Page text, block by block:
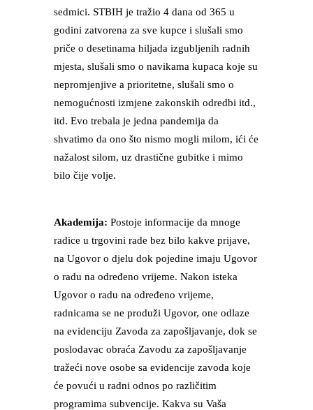
sedmici. STBIH je tražio 4 dana od 365 u
godini zatvorena za sve kupce i slušali smo
priče o desetinama hiljada izgubljenih radnih
mjesta, slušali smo o navikama kupaca koje su
nepromjenjive a prioritetne, slušali smo o
nemogućnosti izmjene zakonskih odredbi itd.,
itd. Evo trebala je jedna pandemija da
shvatimo da ono što nismo mogli milom, ići će
nažalost silom, uz drastične gubitke i mimo
bilo čije volje.
Akademija: Postoje informacije da mnoge
radice u trgovini rade bez bilo kakve prijave,
na Ugovor o djelu dok pojedine imaju Ugovor
o radu na određeno vrijeme. Nakon isteka
Ugovor o radu na određeno vrijeme,
radnicama se ne produži Ugovor, one odlaze
na evidenciju Zavoda za zapošljavanje, dok se
poslodavac obraća Zavodu za zapošljavanje
tražeći nove osobe sa evidencije zavoda koje
će povući u radni odnos po različitim
programima subvencije. Kakva su Vaša